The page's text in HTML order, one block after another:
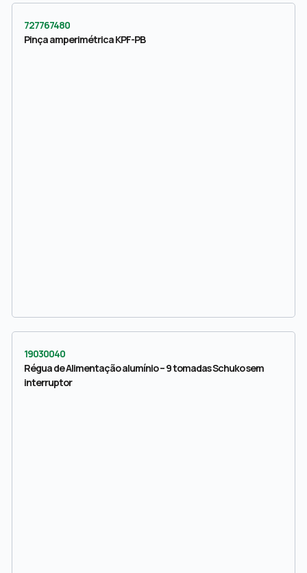
727767480
Pinça amperimétrica KPF-PB
19030040
Régua de Alimentação alumínio – 9 tomadas Schuko sem
interruptor